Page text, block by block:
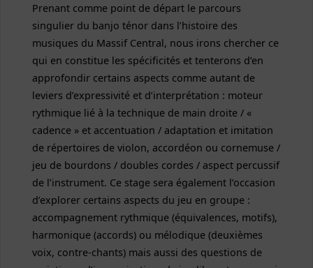
Prenant comme point de départ le parcours
singulier du banjo ténor dans l’histoire des
musiques du Massif Central, nous irons chercher ce
qui en constitue les spécificités et tenterons d’en
approfondir certains aspects comme autant de
leviers d’expressivité et d’interprétation : moteur
rythmique lié à la technique de main droite / «
cadence » et accentuation / adaptation et imitation
de répertoires de violon, accordéon ou cornemuse /
jeu de bourdons / doubles cordes / aspect percussif
de l’instrument. Ce stage sera également l’occasion
d’explorer certains aspects du jeu en groupe :
accompagnement rythmique (équivalences, motifs),
harmonique (accords) ou mélodique (deuxièmes
voix, contre-chants) mais aussi des questions de